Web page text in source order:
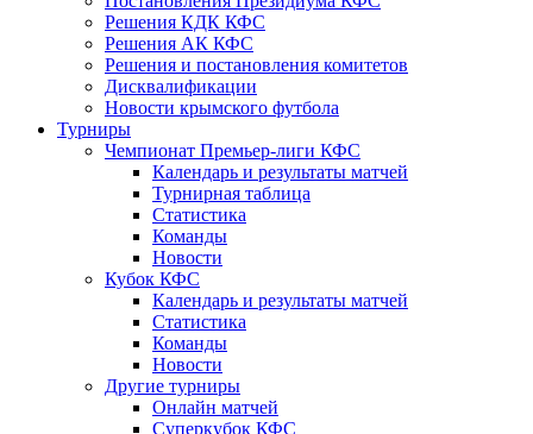
Решения КДК КФС
Решения АК КФС
Решения и постановления комитетов
Дисквалификации
Новости крымского футбола
Турниры
Чемпионат Премьер-лиги КФС
Календарь и результаты матчей
Турнирная таблица
Статистика
Команды
Новости
Кубок КФС
Календарь и результаты матчей
Статистика
Команды
Новости
Другие турниры
Онлайн матчей
Суперкубок КФС